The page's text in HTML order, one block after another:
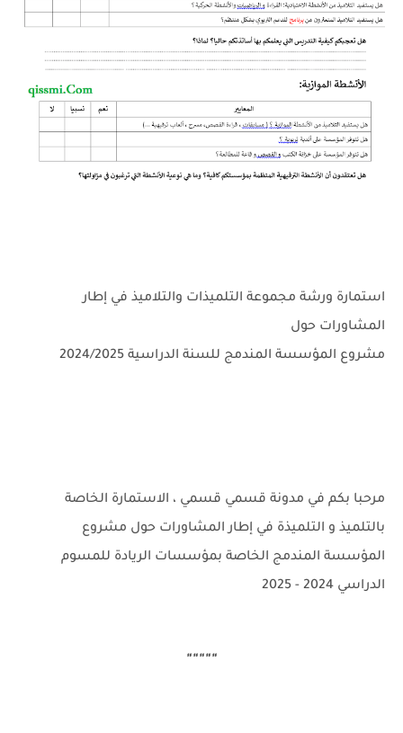
استمارة ورشة مجموعة التلميذات والتلاميذ في إطار
المشاورات حول
مشروع المؤسسة المندمج للسنة الدراسية 2024/2025
مرحبا بكم في مدونة قسمي قسمي ، الاستمارة الخاصة
بالتلميذ و التلميذة في إطار المشاورات حول مشروع
المؤسسة المندمج الخاصة بمؤسسات الريادة للمسوم
الدراسي 2024 - 2025
"""""